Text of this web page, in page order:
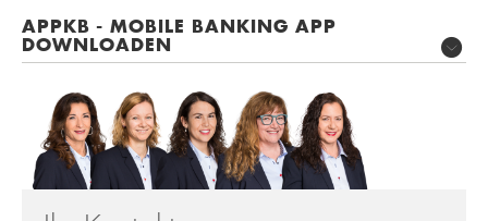
APPKB - MOBILE BANKING APP
DOWNLOADEN